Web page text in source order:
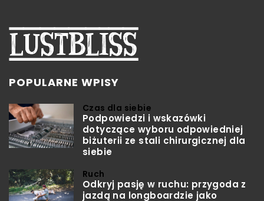
POPULARNE WPISY
Czas dla siebie
Podpowiedzi i wskazówki
dotyczące wyboru odpowiedniej
biżuterii ze stali chirurgicznej dla
siebie
Ruch
Odkryj pasję w ruchu: przygoda z
jazdą na longboardzie jako